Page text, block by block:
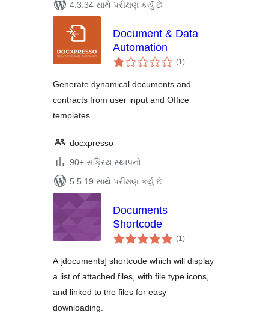
4.3.34 સાથે પરીક્ષણ કર્યું છે
Document & Data
Automation
(1કુલ
રેટિંગ્સ
)
Generate dynamical documents and
contracts from user input and Office
templates
docxpresso
90+ સક્રિય સ્થાપનો
5.5.19 સાથે પરીક્ષણ કર્યું છે
Documents
Shortcode
(1કુલ
રેટિંગ્સ
)
A [documents] shortcode which will display
a list of attached files, with file type icons,
and linked to the files for easy
downloading.